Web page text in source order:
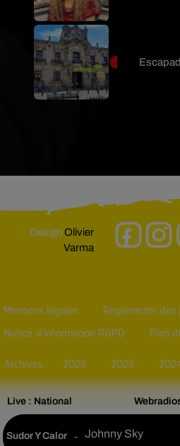
Live : National
Sudor Y Calor - Johnny Sky
DesignOlivier
Varma
Mentions légales Règlements des
Notice d’information RGPD Plan
Archives 2026 2025